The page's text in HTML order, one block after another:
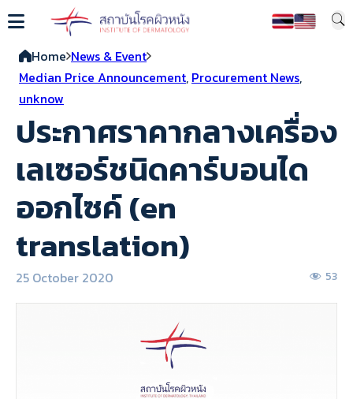
Home News & Event
Median Price Announcement, Procurement News,
unknow
ประกาศราคากลางเครื่อง
เลเซอร์ชนิดคาร์บอนได
ออกไซค์ (en
translation)
25 October 2020 53